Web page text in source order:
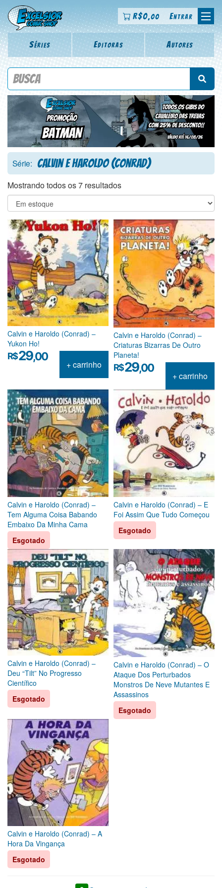
R$0,00 Entrar
Séries Editoras Autores
Procure por título da revista, personagem, série, escritor,
Série: Calvin e Haroldo (Conrad)
Mostrando todos os 7 resultados
Calvin e Haroldo (Conrad) –
Yukon Ho!
R$29,00
+ carrinho
Calvin e Haroldo (Conrad) –
Criaturas Bizarras De Outro
Planeta!
R$29,00
+ carrinho
Calvin e Haroldo (Conrad) –
Tem Alguma Coisa Babando
Embaixo Da Minha Cama
Esgotado
Calvin e Haroldo (Conrad) – E
Foi Assim Que Tudo Começou
Esgotado
Calvin e Haroldo (Conrad) –
Deu “Tilt” No Progresso
Científico
Esgotado
Calvin e Haroldo (Conrad) – O
Ataque Dos Perturbados
Monstros De Neve Mutantes E
Assassinos
Esgotado
Calvin e Haroldo (Conrad) – A
Hora Da Vingança
Esgotado